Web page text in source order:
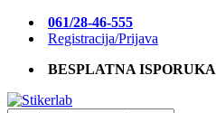
061/28-46-555
Registracija/Prijava
BESPLATNA ISPORUKA